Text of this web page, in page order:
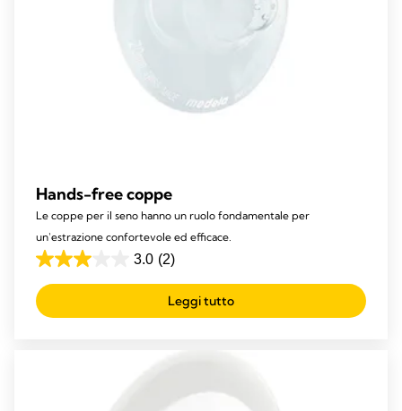
Hands-free coppe
Le coppe per il seno hanno un ruolo fondamentale per
un'estrazione confortevole ed efficace.
3.0 (2)
3.0
su
5
Leggi tutto